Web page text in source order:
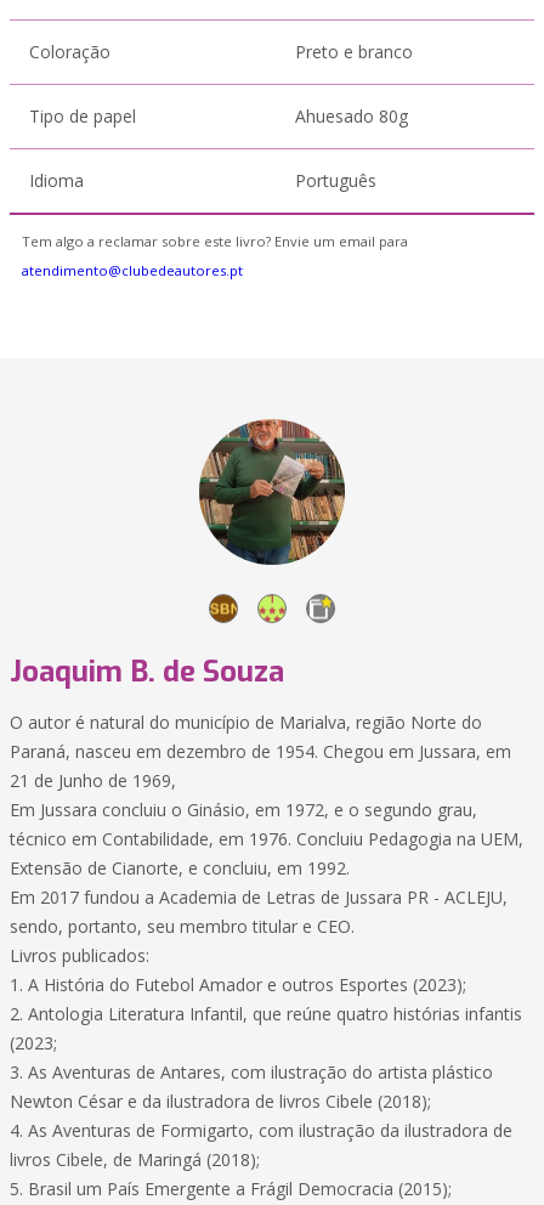
Coloração Preto e branco
Tipo de papel Ahuesado 80g
Idioma Português
Tem algo a reclamar sobre este livro? Envie um email para
atendimento@clubedeautores.pt
Joaquim B. de Souza
O autor é natural do município de Marialva, região Norte do
Paraná, nasceu em dezembro de 1954. Chegou em Jussara, em
21 de Junho de 1969,
Em Jussara concluiu o Ginásio, em 1972, e o segundo grau,
técnico em Contabilidade, em 1976. Concluiu Pedagogia na UEM,
Extensão de Cianorte, e concluiu, em 1992.
Em 2017 fundou a Academia de Letras de Jussara PR - ACLEJU,
sendo, portanto, seu membro titular e CEO.
Livros publicados:
1. A História do Futebol Amador e outros Esportes (2023);
2. Antologia Literatura Infantil, que reúne quatro histórias infantis
(2023;
3. As Aventuras de Antares, com ilustração do artista plástico
Newton César e da ilustradora de livros Cibele (2018);
4. As Aventuras de Formigarto, com ilustração da ilustradora de
livros Cibele, de Maringá (2018);
5. Brasil um País Emergente a Frágil Democracia (2015);